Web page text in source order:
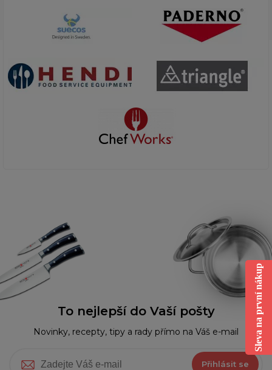
To nejlepší do Vaší pošty
Novinky, recepty, tipy a rady přímo na Váš e-mail
Přihlásit se
Sleva na první nákup